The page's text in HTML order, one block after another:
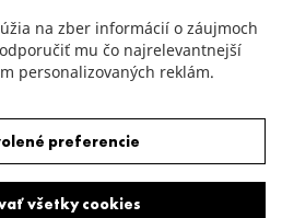
(c) 2012 JTRE.
na zber informácií o záujmoch
mu čo najrelevantnejší
personalizovaných reklám.
preferencie
všetky cookies
všetky cookies